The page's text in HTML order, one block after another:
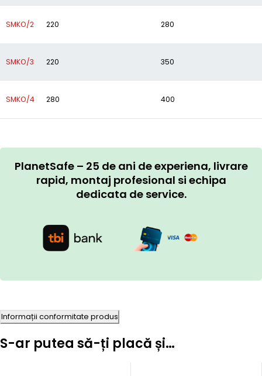
SMKO/2 220 280
SMKO/3 220 350
SMKO/4 280 400
PlanetSafe – 25 de ani de experiena, livrare
rapid, montaj profesional si echipa
dedicata de service.
Informații conformitate produs
S-ar putea să-ți placă și…